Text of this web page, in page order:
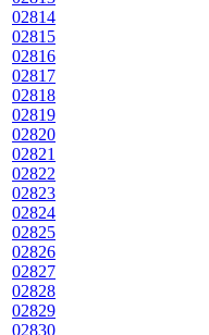
02814
02815
02816
02817
02818
02819
02820
02821
02822
02823
02824
02825
02826
02827
02828
02829
02830